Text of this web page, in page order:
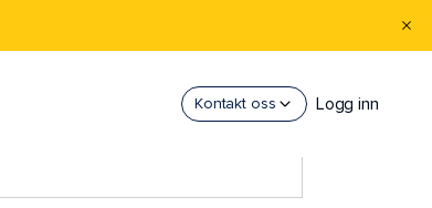
Kontakt oss Logg inn